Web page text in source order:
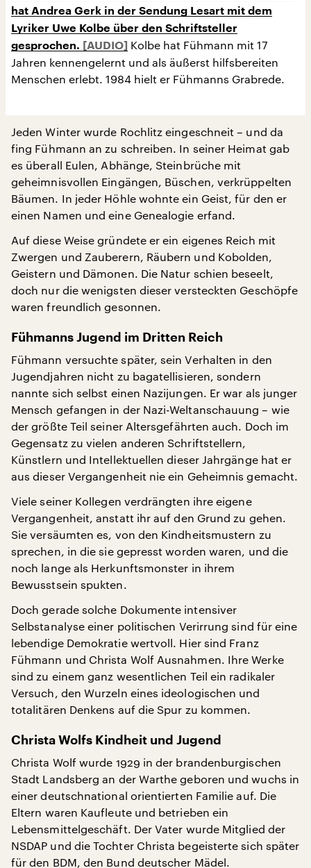
hat Andrea Gerk in der Sendung Lesart mit dem
Lyriker Uwe Kolbe über den Schriftsteller
gesprochen.
Kolbe hat Fühmann mit 17
Jahren kennengelernt und als äußerst hilfsbereiten
Menschen erlebt. 1984 hielt er Fühmanns Grabrede.
Jeden Winter wurde Rochlitz eingeschneit – und da
fing Fühmann an zu schreiben. In seiner Heimat gab
es überall Eulen, Abhänge, Steinbrüche mit
geheimnisvollen Eingängen, Büschen, verkrüppelten
Bäumen. In jeder Höhle wohnte ein Geist, für den er
einen Namen und eine Genealogie erfand.
Auf diese Weise gründete er ein eigenes Reich mit
Zwergen und Zauberern, Räubern und Kobolden,
Geistern und Dämonen. Die Natur schien beseelt,
doch nur die wenigsten dieser versteckten Geschöpfe
waren freundlich gesonnen.
Fühmanns Jugend im Dritten Reich
Fühmann versuchte später, sein Verhalten in den
Jugendjahren nicht zu bagatellisieren, sondern
nannte sich selbst einen Nazijungen. Er war als junger
Mensch gefangen in der Nazi-Weltanschauung – wie
der größte Teil seiner Altersgefährten auch. Doch im
Gegensatz zu vielen anderen Schriftstellern,
Künstlern und Intellektuellen dieser Jahrgänge hat er
aus dieser Vergangenheit nie ein Geheimnis gemacht.
Viele seiner Kollegen verdrängten ihre eigene
Vergangenheit, anstatt ihr auf den Grund zu gehen.
Sie versäumten es, von den Kindheitsmustern zu
sprechen, in die sie gepresst worden waren, und die
noch lange als Herkunftsmonster in ihrem
Bewusstsein spukten.
Doch gerade solche Dokumente intensiver
Selbstanalyse einer politischen Verirrung sind für eine
lebendige Demokratie wertvoll. Hier sind Franz
Fühmann und Christa Wolf Ausnahmen. Ihre Werke
sind zu einem ganz wesentlichen Teil ein radikaler
Versuch, den Wurzeln eines ideologischen und
totalitären Denkens auf die Spur zu kommen.
Christa Wolfs Kindheit und Jugend
Christa Wolf wurde 1929 in der brandenburgischen
Stadt Landsberg an der Warthe geboren und wuchs in
einer deutschnational orientierten Familie auf. Die
Eltern waren Kaufleute und betrieben ein
Lebensmittelgeschäft. Der Vater wurde Mitglied der
NSDAP und die Tochter Christa begeisterte sich später
für den BDM, den Bund deutscher Mädel.